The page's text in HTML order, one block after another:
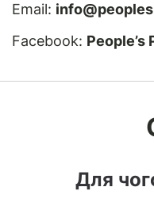
Email:
Facebook: People’s
Для